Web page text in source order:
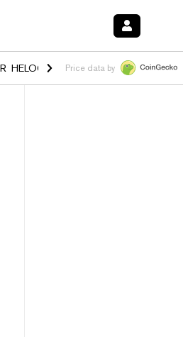
$1.02 1.70% HYPE $55.36 -
Price data by